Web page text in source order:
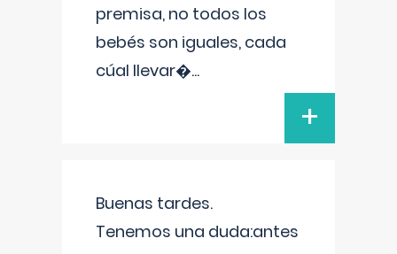
premisa, no todos los
bebés son iguales, cada
cúal llevar�...
+
Buenas tardes.
Tenemos una duda:antes